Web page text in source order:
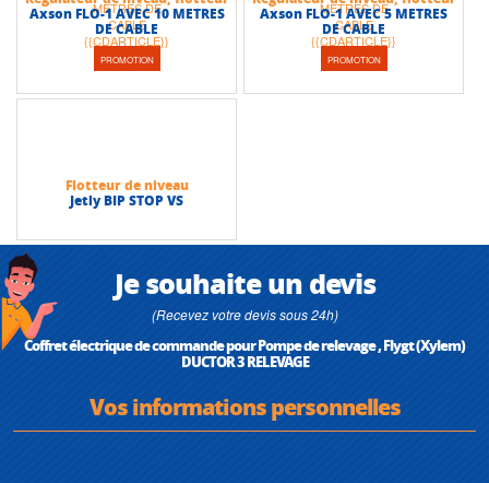
PROMOTION
Axson FLO-1 AVEC 10 METRES
DE CABLE
PROMOTION
Axson FLO-1 AVEC 5 METRES
DE CABLE
Flotteur de niveau
Jetly BIP STOP VS
Je souhaite un devis
(Recevez votre devis sous 24h)
Coffret électrique de commande pour Pompe de relevage , Flygt (Xylem)
DUCTOR 3 RELEVAGE
Vos informations personnelles